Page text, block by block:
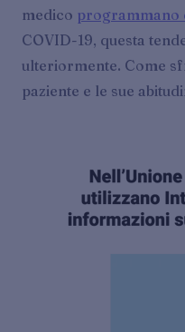
medico programmano
COVID-19, questa
ulteriormente. Come
paziente e le sue